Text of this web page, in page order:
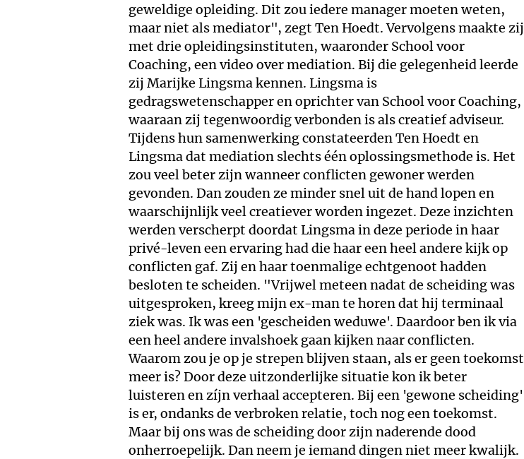
geweldige opleiding. Dit zou iedere manager moeten weten,
maar niet als mediator", zegt Ten Hoedt. Vervolgens maakte zij
met drie opleidingsinstituten, waaronder School voor
Coaching, een video over mediation. Bij die gelegenheid leerde
zij Marijke Lingsma kennen. Lingsma is
gedragswetenschapper en oprichter van School voor Coaching,
waaraan zij tegenwoordig verbonden is als creatief adviseur.
Tijdens hun samenwerking constateerden Ten Hoedt en
Lingsma dat mediation slechts één oplossingsmethode is. Het
zou veel beter zijn wanneer conflicten gewoner werden
gevonden. Dan zouden ze minder snel uit de hand lopen en
waarschijnlijk veel creatiever worden ingezet. Deze inzichten
werden verscherpt doordat Lingsma in deze periode in haar
privé-leven een ervaring had die haar een heel andere kijk op
conflicten gaf. Zij en haar toenmalige echtgenoot hadden
besloten te scheiden. "Vrijwel meteen nadat de scheiding was
uitgesproken, kreeg mijn ex-man te horen dat hij terminaal
ziek was. Ik was een 'gescheiden weduwe'. Daardoor ben ik via
een heel andere invalshoek gaan kijken naar conflicten.
Waarom zou je op je strepen blijven staan, als er geen toekomst
meer is? Door deze uitzonderlijke situatie kon ik beter
luisteren en zíjn verhaal accepteren. Bij een 'gewone scheiding'
is er, ondanks de verbroken relatie, toch nog een toekomst.
Maar bij ons was de scheiding door zijn naderende dood
onherroepelijk. Dan neem je iemand dingen niet meer kwalijk.